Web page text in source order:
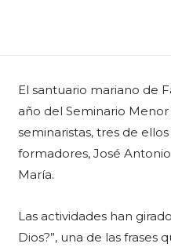
El santuario mariano de
año del Seminario
seminaristas, tres de
formadores, José
María.
Las actividades han
Dios?”, una de las frases